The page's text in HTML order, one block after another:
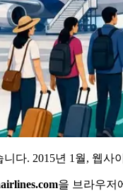
다. 2015년 1월, 웹사
을 브라우저